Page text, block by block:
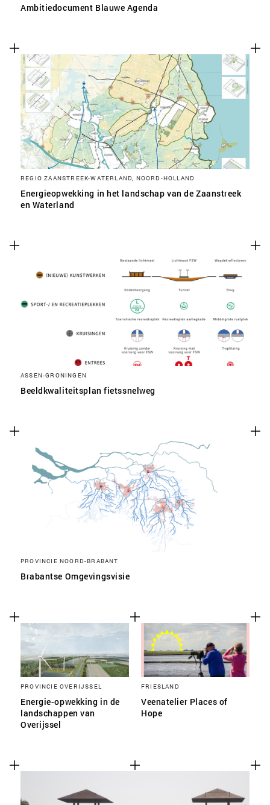
Ambitiedocument Blauwe Agenda
REGIO ZAANSTREEK-WATERLAND, NOORD-HOLLAND
Energieopwekking in het landschap van de Zaanstreek
en Waterland
ASSEN-GRONINGEN
Beeldkwaliteitsplan fietssnelweg
PROVINCIE NOORD-BRABANT
Brabantse Omgevingsvisie
PROVINCIE OVERIJSSEL
Energie-opwekking in de
landschappen van
Overijssel
FRIESLAND
Veenatelier Places of
Hope